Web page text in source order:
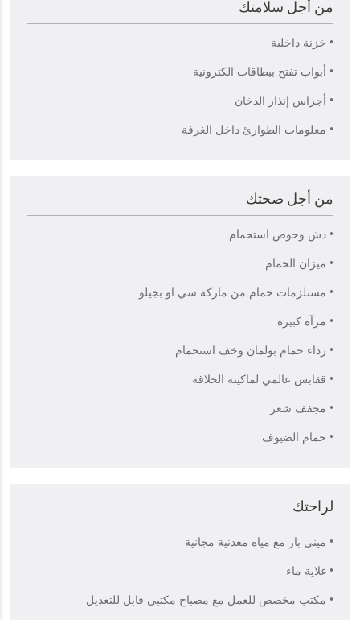
من أجل سلامتك
• خزنة داخلية
• أبواب تفتح ببطاقات الكترونية
• أجراس إنذار الدخان
• معلومات الطوارئ داخل الغرفة
من أجل صحتك
• دش وحوض استحمام
• ميزان الحمام
• مستلزمات حمام من ماركة سي او بجيلو
• مرآة كبيرة
• رداء حمام بولمان وخف استحمام
• ققابس عالمي لماكينة الحلاقة
• مجفف شعر
• حمام الضيوف
لراحتك
• ميني بار مع مياه معدنية مجانية
• غلاية ماء
• مكتب مخصص للعمل مع مصباح مكتبي قابل للتعديل